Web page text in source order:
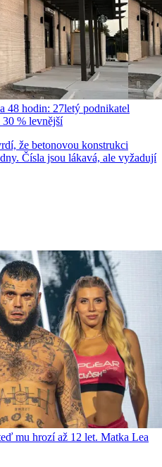
48 hodin: 27letý podnikatel
30 % levnější
že betonovou konstrukci
Čísla jsou lákavá, ale vyžadují
mu hrozí až 12 let. Matka Lea